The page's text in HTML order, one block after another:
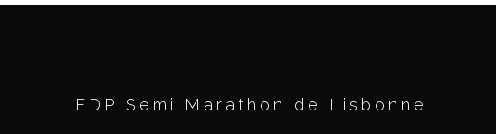
EDP Semi Marathon de Lisbonne